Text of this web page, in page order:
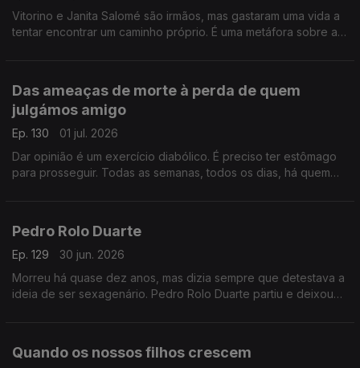
Vitorino e Janita Salomé são irmãos, mas gastaram uma vida a
tentar encontrar um caminho próprio. É uma metáfora sobre a
Das ameaças de morte à perda de quem
julgámos amigo
Ep. 130
01 jul. 2026
Dar opinião é um exercício diabólico. É preciso ter estômago
para prosseguir. Todas as semanas, todos os dias, há quem
Pedro Rolo Duarte
Ep. 129
30 jun. 2026
Morreu há quase dez anos, mas dizia sempre que detestava a
ideia de ser sexagenário. Pedro Rolo Duarte partiu e deixou
Quando os nossos filhos crescem